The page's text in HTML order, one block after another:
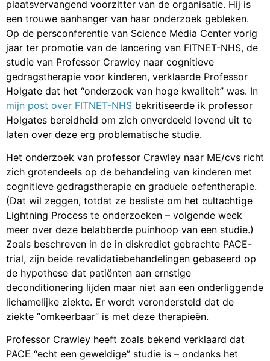
plaatsvervangend voorzitter van de organisatie. Hij is
een trouwe aanhanger van haar onderzoek gebleken.
Op de persconferentie van Science Media Center vorig
jaar ter promotie van de lancering van FITNET-NHS, de
studie van Professor Crawley naar cognitieve
gedragstherapie voor kinderen, verklaarde Professor
Holgate dat het “onderzoek van hoge kwaliteit” was. In
mijn post over FITNET-NHS bekritiseerde ik professor
Holgates bereidheid om zich onverdeeld lovend uit te
laten over deze erg problematische studie.
Het onderzoek van professor Crawley naar ME/cvs richt
zich grotendeels op de behandeling van kinderen met
cognitieve gedragstherapie en graduele oefentherapie.
(Dat wil zeggen, totdat ze besliste om het cultachtige
Lightning Process te onderzoeken – volgende week
meer over deze belabberde puinhoop van een studie.)
Zoals beschreven in de in diskrediet gebrachte PACE-
trial, zijn beide revalidatiebehandelingen gebaseerd op
de hypothese dat patiënten aan ernstige
deconditionering lijden maar niet aan een onderliggende
lichamelijke ziekte. Er wordt verondersteld dat de
ziekte “omkeerbaar” is met deze therapieën.
Professor Crawley heeft zoals bekend verklaard dat
PACE “echt een geweldige” studie is – ondanks het